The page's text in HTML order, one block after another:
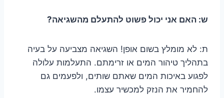
ש: האם אני יכול פשוט להתעלם מהשגיאה?
ת: לא מומלץ בשום אופן! השגיאה מצביעה על בעיה
בתהליך טיהור המים או זרימתם. התעלמות עלולה
לפגוע באיכות המים שאתם שותים, ולפעמים גם
להחמיר את הנזק למכשיר עצמו.